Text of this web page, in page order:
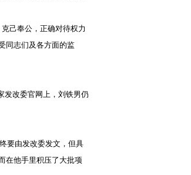
己奉公，正确对待权力
同志们及各方面的监
改委官网上，刘铁男仍
要由发改委发文，但具
在他手里积压了大批项